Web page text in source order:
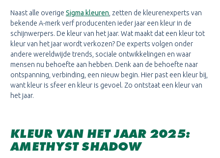
Naast alle overige Sigma kleuren , zetten de kleurenexperts van
bekende A-merk verf producenten ieder jaar een kleur in de
schijnwerpers. De kleur van het jaar. Wat maakt dat een kleur tot
kleur van het jaar wordt verkozen? De experts volgen onder
andere wereldwijde trends, sociale ontwikkelingen en waar
mensen nu behoefte aan hebben. Denk aan de behoefte naar
ontspanning, verbinding, een nieuw begin. Hier past een kleur bij,
want kleur is sfeer en kleur is gevoel. Zo ontstaat een kleur van
het jaar.
KLEUR VAN HET JAAR 2025:
AMETHYST SHADOW